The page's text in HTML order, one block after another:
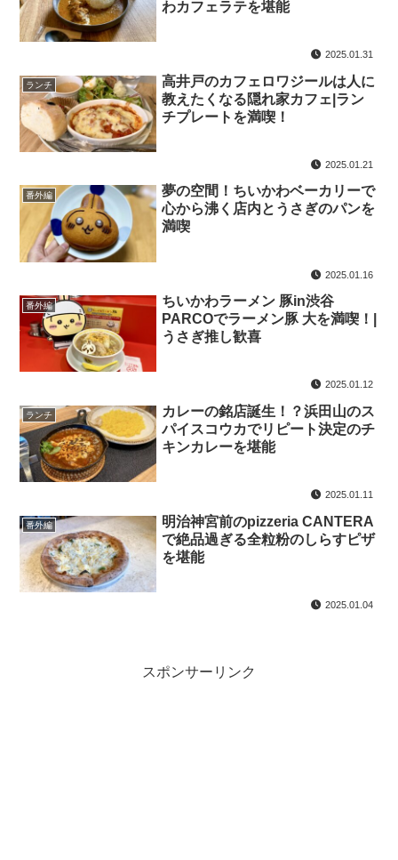
わカフェラテを堪能
2025.01.31
ランチ
高井戸のカフェロワジールは人に
教えたくなる隠れ家カフェ|ラン
チプレートを満喫！
2025.01.21
番外編
夢の空間！ちいかわベーカリーで
心から沸く店内とうさぎのパンを
満喫
2025.01.16
番外編
ちいかわラーメン 豚in渋谷
PARCOでラーメン豚 大を満喫！|
うさぎ推し歓喜
2025.01.12
ランチ
カレーの銘店誕生！？浜田山のス
パイスコウカでリピート決定のチ
キンカレーを堪能
2025.01.11
番外編
明治神宮前のpizzeria CANTERA
で絶品過ぎる全粒粉のしらすピザ
を堪能
2025.01.04
スポンサーリンク